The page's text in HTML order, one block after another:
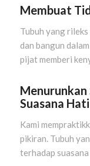
Membuat
Tubuh yang
dan bangun
pijat memberi
Suasana Hati
Kami
pikiran. Tubuh
terhadap